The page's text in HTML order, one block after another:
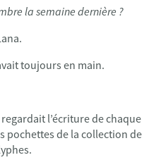
la semaine dernière ?
toujours en main.
l’écriture de chaque
pochettes de la collection de